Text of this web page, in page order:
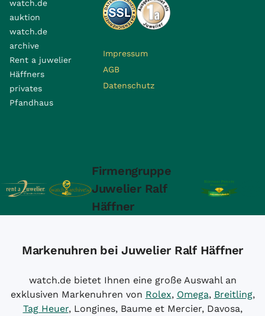
watch.de
auktion
watch.de
archive
Rent a juwelier
Häffners
privates
Pfandhaus
Impressum
AGB
Datenschutz
Firmengruppe
Juwelier Ralf
Häffner
Markenuhren bei Juwelier Ralf Häffner
watch.de bietet Ihnen eine große Auswahl an
exklusiven Markenuhren von Rolex, Omega, Breitling,
Tag Heuer, Longines, Baume et Mercier, Davosa,